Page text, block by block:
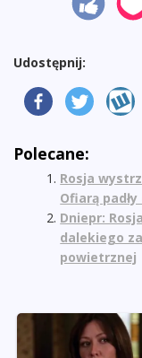
Udostępnij:
Polecane:
Rosja
Ofiarą
Dniepr:
dalekiego
powietrznej